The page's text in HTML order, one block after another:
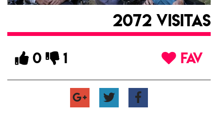
2072 VISITAS
0 1 FAV